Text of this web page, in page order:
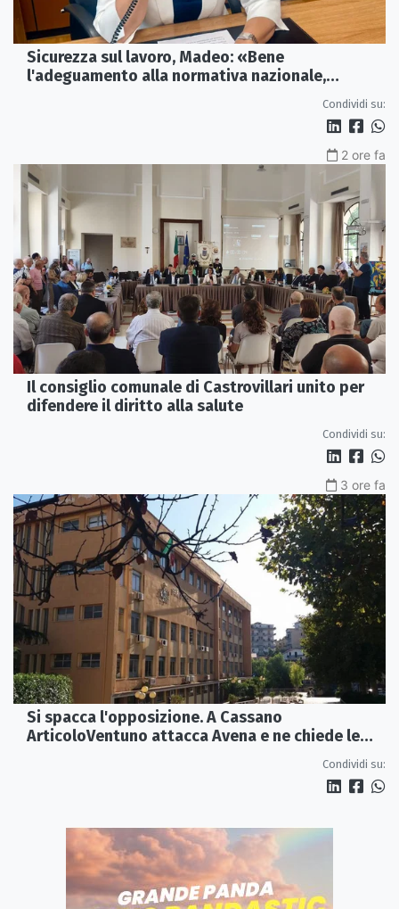
Sicurezza sul lavoro, Madeo: «Bene
l'adeguamento alla normativa nazionale,
Condividi su:
2 ore fa
Il consiglio comunale di Castrovillari unito per
difendere il diritto alla salute
Condividi su:
3 ore fa
Si spacca l'opposizione. A Cassano
ArticoloVentuno attacca Avena e ne chiede le
Condividi su: